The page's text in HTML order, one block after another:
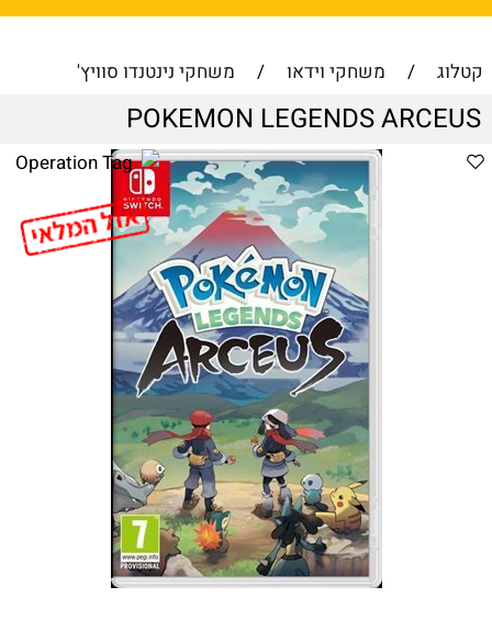
קטלוג / משחקי וידאו / משחקי נינטנדו סוויץ'
POKEMON LEGENDS ARCEUS